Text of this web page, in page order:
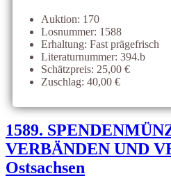
Auktion: 170
Losnummer: 1588
Erhaltung: Fast prägefrisch
Literaturnummer: 394.b
Schätzpreis: 25,00 €
Zuschlag: 40,00 €
1589.
VERBÄNDEN UND
Ostsachsen